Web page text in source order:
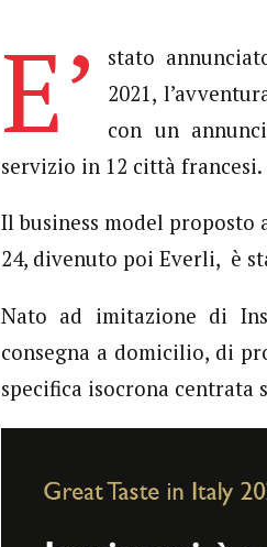
E’ stato
2021,
con un
servizio in 12 città francesi.
Il business model proposto
24, divenuto poi Everli, è
Nato ad imitazione di
consegna a domicilio, di
specifica isocrona centrata